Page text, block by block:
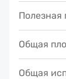
Полезная
Общая
Общая